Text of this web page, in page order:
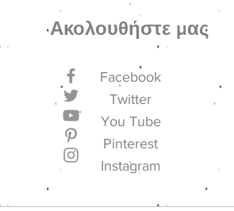
Ακολουθήστε μας
Facebook
Twitter
You Tube
Pinterest
Instagram